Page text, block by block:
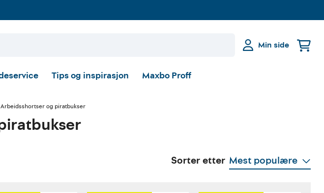
Min side
Tips og inspirasjon Maxbo Proff
Arbeidsshortser og piratbukser
Sorter etter Mest populære